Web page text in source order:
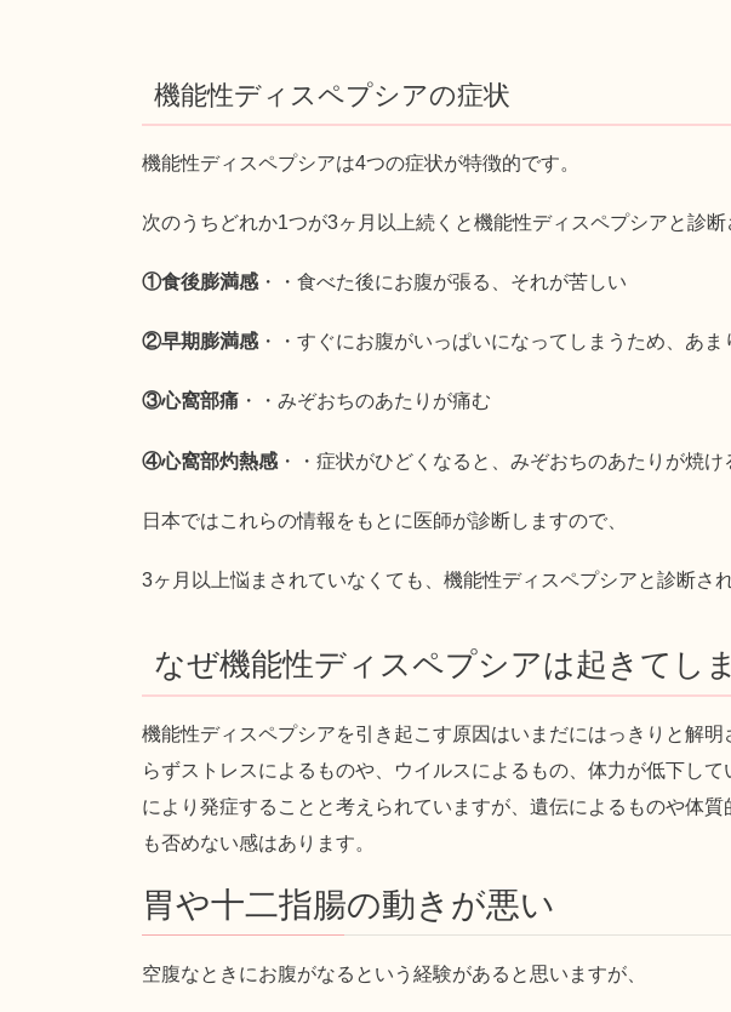
機能性ディスペプシアの症状
機能性ディスペプシアは4つの症状が特徴的です。
次のうちどれか1つが3ヶ月以上続くと機能性ディスペプシアと診断
①食後膨満感 ・・食べた後にお腹が張る、それが苦しい
②早期膨満感 ・・すぐにお腹がいっぱいになってしまうため、あま
③心窩部痛 ・・みぞおちのあたりが痛む
④心窩部灼熱感 ・・症状がひどくなると、みぞおちのあたりが焼
日本ではこれらの情報をもとに医師が診断しますので、
3ヶ月以上悩まされていなくても、機能性ディスペプシアと診断さ
なぜ機能性ディスペプシアは起きてし
機能性ディスペプシアを引き起こす原因はいまだにはっきりと解明
らずストレスによるものや、ウイルスによるもの、体力が低下して
により発症することと考えられていますが、遺伝によるものや体質
も否めない感はあります。
胃や十二指腸の動きが悪い
空腹なときにお腹がなるという経験があると思いますが、